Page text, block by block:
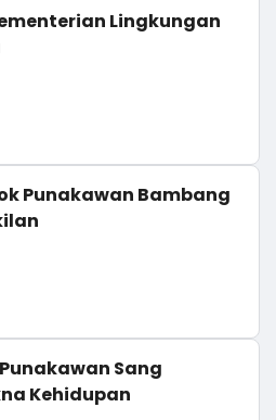
Lingkungan
Punakawan Bambang
Sang
Kehidupan